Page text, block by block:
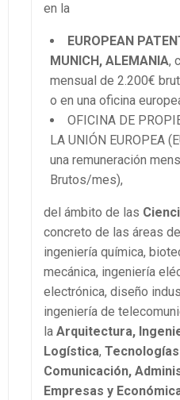
en la
EUROPEAN
MUNICH, ALEMANIA,
mensual de 2.200€
o en una oficina
OFICINA DE
LA UNIÓN EUROPEA
una remuneración
Brutos/mes),
del ámbito de las
concreto de las áreas
ingeniería química,
mecánica, ingeniería
electrónica, diseño
ingeniería de
la Arquitectura,
Logística,
Comunicación,
Empresas y